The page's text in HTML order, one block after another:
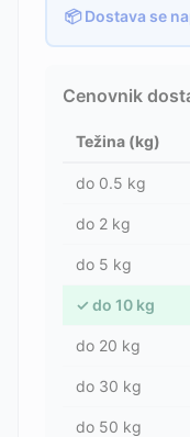
📦 Dostava se
Cenovnik
Težina (kg)
do 0.5 kg
do 2 kg
do 5 kg
✓ do 10 kg
do 20 kg
do 30 kg
do 50 kg